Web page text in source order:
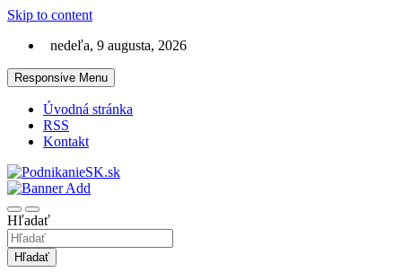
Skip to content
nedeľa, 9 augusta, 2026
Responsive Menu
Úvodná stránka
RSS
Kontakt
PodnikanieSK.sk
Hľadať
Hľadať